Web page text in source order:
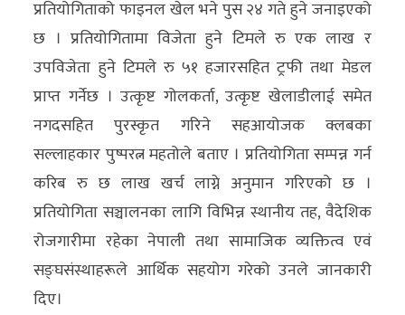
राशिफल
फोटो
ग्यालरी
भिडियो
प्रतियोगिताको फाइनल खेल भने पुस २४ गते हुने जनाइएको
छ । प्रतियोगितामा विजेता हुने टिमले रु एक लाख र
उपविजेता हुने टिमले रु ५१ हजारसहित ट्रफी तथा मेडल
प्राप्त गर्नेछ । उत्कृष्ट गोलकर्ता, उत्कृष्ट खेलाडीलाई समेत
नगदसहित पुरस्कृत गरिने सहआयोजक क्लबका
सल्लाहकार पुष्परत्न महतोले बताए । प्रतियोगिता सम्पन्न गर्न
करिब रु छ लाख खर्च लाग्ने अनुमान गरिएको छ ।
प्रतियोगिता सञ्चालनका लागि विभिन्न स्थानीय तह, वैदेशिक
रोजगारीमा रहेका नेपाली तथा सामाजिक व्यक्तित्व एवं
सङ्घसंस्थाहरूले आर्थिक सहयोग गरेको उनले जानकारी
दिए।